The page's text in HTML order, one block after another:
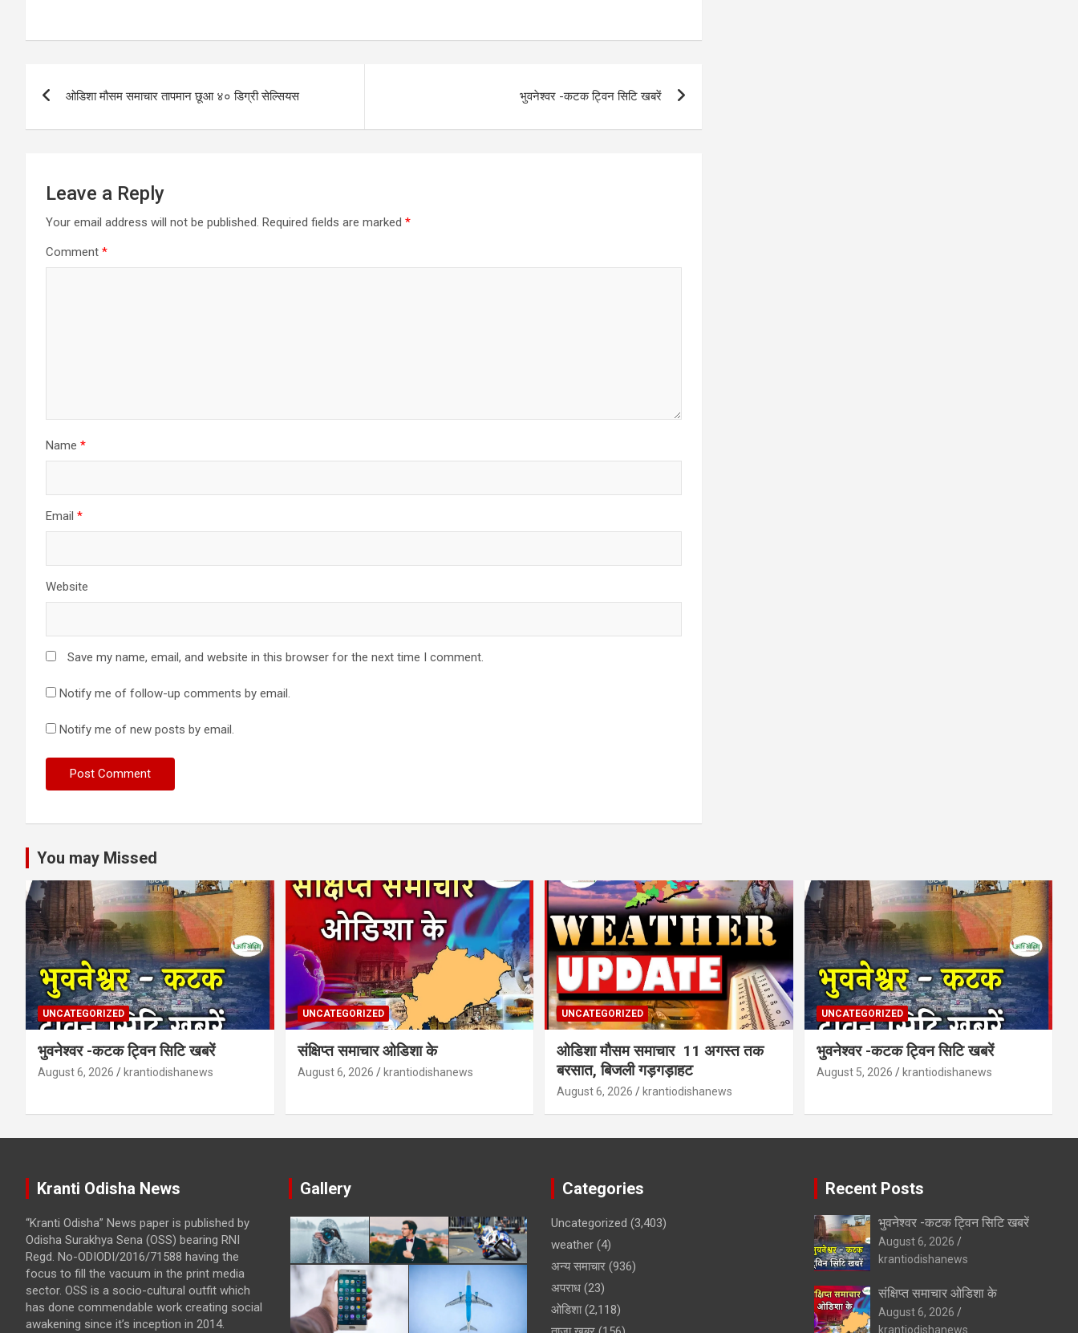
ओडिशा मौसम समाचार तापमान छूआ ४० डिग्री सेल्सियस भुवनेश्वर -कटक ट्विन सिटि खबरें
Leave a Reply
Your email address will not be published. Required fields are marked *
Comment *
Name *
Email *
Website
Save my name, email, and website in this browser for the next time I comment.
Notify me of follow-up comments by email.
Notify me of new posts by email.
You may Missed
UNCATEGORIZED
भुवनेश्वर -कटक ट्विन सिटि खबरें
August 6, 2026 krantiodishanews
UNCATEGORIZED
संक्षिप्त समाचार ओडिशा के
August 6, 2026 krantiodishanews
UNCATEGORIZED
ओडिशा मौसम समाचार 11 अगस्त तक
बरसात, बिजली गड़गड़ाहट
August 6, 2026 krantiodishanews
UNCATEGORIZED
भुवनेश्वर -कटक ट्विन सिटि खबरें
August 5, 2026 krantiodishanews
Kranti Odisha News
“Kranti Odisha” News paper is published by
Odisha Surakhya Sena (OSS) bearing RNI
Regd. No-ODIODI/2016/71588 having the
focus to fill the vacuum in the print media
sector. OSS is a socio-cultural outfit which
has done commendable work creating social
awakening since it’s inception in 2014.
Gallery Categories
Uncategorized (3,403)
weather (4)
अन्य समाचार (936)
अपराध (23)
ओडिशा(2,118)
Recent Posts
भुवनेश्वर -कटक ट्विन सिटि खबरें
August 6, 2026
krantiodishanews
संक्षिप्त समाचार ओडिशा के
August 6, 2026
krantiodishanews